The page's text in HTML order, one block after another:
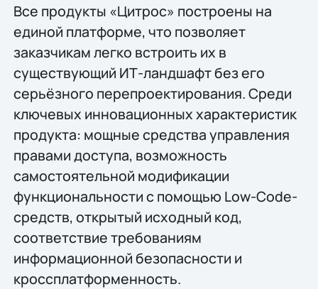
Все продукты «Цитрос» построены на
единой платформе, что позволяет
заказчикам легко встроить их в
существующий ИТ-ландшафт без его
серьёзного перепроектирования. Среди
ключевых инновационных характеристик
продукта: мощные средства управления
правами доступа, возможность
самостоятельной модификации
функциональности с помощью Low-Code-
средств, открытый исходный код,
соответствие требованиям
информационной безопасности и
кроссплатформенность.